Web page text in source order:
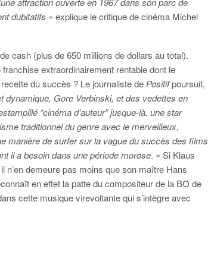
dubitatifs » explique le critique de cinéma Michel
cash (plus de 650 millions de dollars au total).
extraordinairement rentable dont le
du succès ? Le journaliste de Positifpoursuit,
Gore Verbinski, et des vedettes en
“cinéma d’auteur” jusque-là, une star
traditionnel du genre avec le merveilleux,
manière de surfer sur la vague du succès des films
il a besoin dans une période morose. » Si Klaus
n’en demeure pas moins que son maître Hans
en effet la patte du compositeur de la BO de
cette musique virevoltante qui s’intègre avec